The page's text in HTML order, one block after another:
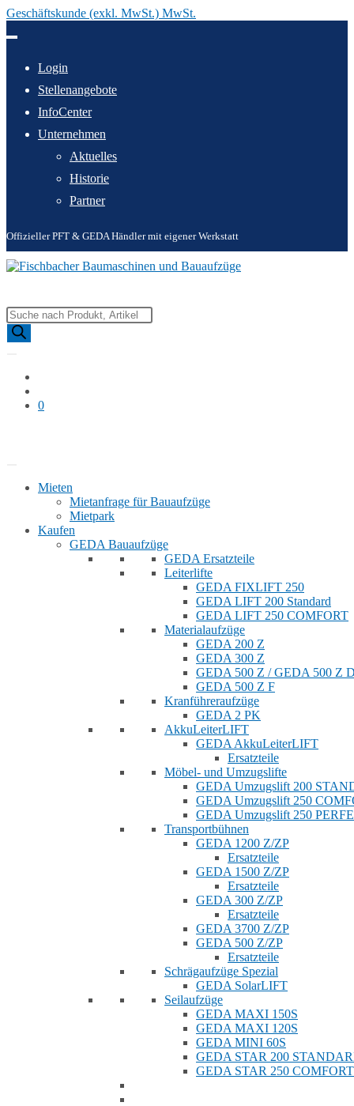
Geschäftskunde (exkl. MwSt.) MwSt.
Inhalt
Login
Stellenangebote
InfoCenter
Unternehmen
Aktuelles
Historie
Partner
Offizieller PFT & GEDA Händler mit eigener Werkstatt
Products
search
0
Mieten
Mietanfrage für Bauaufzüge
Mietpark
Kaufen
GEDA Bauaufzüge
GEDA Ersatzteile
Leiterlifte
GEDA FIXLIFT 250
GEDA LIFT 200 Standard
GEDA LIFT 250 COMFORT
Materialaufzüge
GEDA 200 Z
GEDA 300 Z
GEDA 500 Z / GEDA 500 Z
GEDA 500 Z F
Kranführeraufzüge
GEDA 2 PK
AkkuLeiterLIFT
GEDA AkkuLeiterLIFT
Ersatzteile
Möbel- und Umzugslifte
GEDA Umzugslift 200
GEDA Umzugslift 250
GEDA Umzugslift 250
Transportbühnen
GEDA 1200 Z/ZP
Ersatzteile
GEDA 1500 Z/ZP
Ersatzteile
GEDA 300 Z/ZP
Ersatzteile
GEDA 3700 Z/ZP
GEDA 500 Z/ZP
Ersatzteile
Schrägaufzüge Spezial
GEDA SolarLIFT
Seilaufzüge
GEDA MAXI 150S
GEDA MAXI 120S
GEDA MINI 60S
GEDA STAR 200
GEDA STAR 250 COMFORT